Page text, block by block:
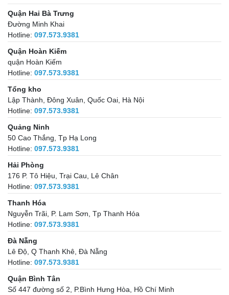
Quận Hai Bà Trưng
Đường Minh Khai
Hotline: 097.573.9381
Quận Hoàn Kiếm
quận Hoàn Kiếm
Hotline: 097.573.9381
Tổng kho
Lập Thành, Đông Xuân, Quốc Oai, Hà Nội
Hotline: 097.573.9381
Quảng Ninh
50 Cao Thắng, Tp Hạ Long
Hotline: 097.573.9381
Hải Phòng
176 P. Tô Hiệu, Trại Cau, Lê Chân
Hotline: 097.573.9381
Thanh Hóa
Nguyễn Trãi, P. Lam Sơn, Tp Thanh Hóa
Hotline: 097.573.9381
Đà Nẵng
Lê Độ, Q Thanh Khê, Đà Nẵng
Hotline: 097.573.9381
Quận Bình Tân
Số 447 đường số 2, P.Bình Hưng Hòa, Hồ Chí Minh